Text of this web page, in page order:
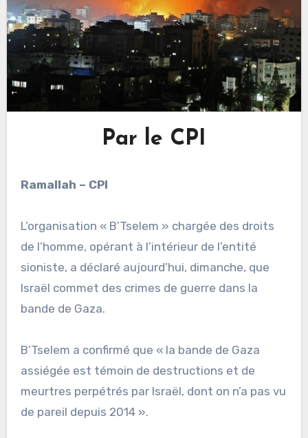
Par le CPI
Ramallah – CPI
L’organisation « B’Tselem » chargée des droits
de l’homme, opérant à l’intérieur de l’entité
sioniste, a déclaré aujourd’hui, dimanche, que
Israël commet des crimes de guerre dans la
bande de Gaza.
B’Tselem a confirmé que « la bande de Gaza
assiégée est témoin de destructions et de
meurtres perpétrés par Israël, dont on n’a pas vu
de pareil depuis 2014 ».